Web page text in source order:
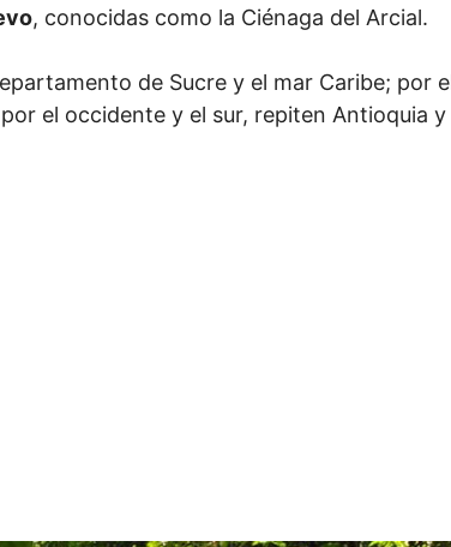
, conocidas como la Ciénaga del Arcial.
de Sucre y el mar Caribe; por
el occidente y el sur, repiten Antioquia y